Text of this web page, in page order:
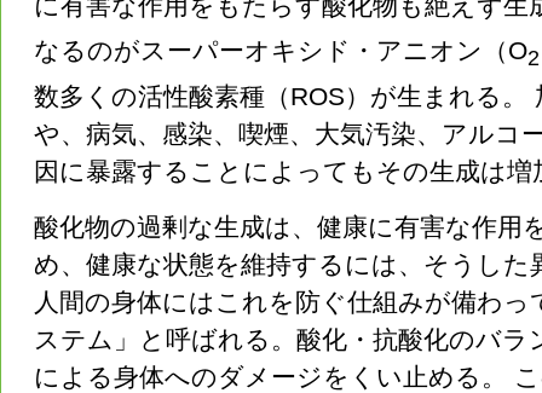
なるのがスーパーオキシド・アニオン（O2
数多くの活性酸素種（ROS）が生まれる。
や、病気、感染、喫煙、大気汚染、アルコ
因に暴露することによってもその生成は増
酸化物の過剰な生成は、健康に有害な作用
め、健康な状態を維持するには、そうした
人間の身体にはこれを防ぐ仕組みが備わっ
ステム」と呼ばれる。酸化・抗酸化のバ
による身体へのダメージをくい止める。 こ